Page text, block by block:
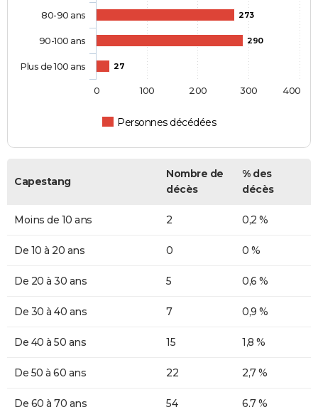
273
290
27
Personnes décédées
80-90 ans
90-100 ans
Plus de 100 ans
0 100 200 300 400
Capestang
Nombre de
décès
% des
décès
Moins de 10 ans 2 0,2 %
De 10 à 20 ans 0 0 %
De 20 à 30 ans 5 0,6 %
De 30 à 40 ans 7 0,9 %
De 40 à 50 ans 15 1,8 %
De 50 à 60 ans 22 2,7 %
De 60 à 70 ans 54 6,7 %